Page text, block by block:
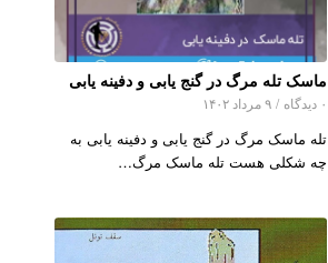
ماسک تله مرگ در گنج یابی و دفینه یابی
۰ دیدگاه / ۹ مرداد ۱۴۰۲
تله ماسک مرگ در گنج یابی و دفینه یابی به
چه شکلی هست تله ماسک مرگ…